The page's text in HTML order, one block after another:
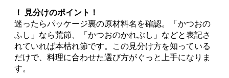
！ 見分けのポイント！
迷ったらパッケージ裏の原材料名を確認。「かつおの
ふし」なら荒節、「かつおのかれぶし」などと表記さ
れていれば本枯れ節です。この見分け方を知っている
だけで、料理に合わせた選び方がぐっと上手になりま
す。